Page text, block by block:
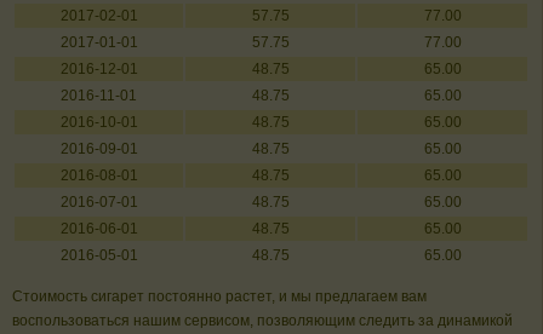
2017-02-01
57.75
77.00
2017-01-01
57.75
77.00
2016-12-01
48.75
65.00
2016-11-01
48.75
65.00
2016-10-01
48.75
65.00
2016-09-01
48.75
65.00
2016-08-01
48.75
65.00
2016-07-01
48.75
65.00
2016-06-01
48.75
65.00
2016-05-01
48.75 65.00
Стоимость сигарет постоянно растет, и мы предлагаем вам
воспользоваться нашим сервисом, позволяющим следить за динамикой